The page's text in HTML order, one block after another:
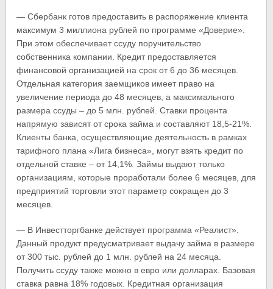
— Сбербанк готов предоставить в распоряжение клиента
максимум 3 миллиона рублей по программе «Доверие».
При этом обеспечивает ссуду поручительство
собственника компании. Кредит предоставляется
финансовой организацией на срок от 6 до 36 месяцев.
Отдельная категория заемщиков имеет право на
увеличение периода до 48 месяцев, а максимального
размера ссуды – до 5 млн. рублей. Ставки процента
напрямую зависят от срока займа и составляют 18,5-21%.
Клиенты банка, осуществляющие деятельность в рамках
тарифного плана «Лига бизнеса», могут взять кредит по
отдельной ставке – от 14,1%. Займы выдают только
организациям, которые проработали более 6 месяцев, для
предприятий торговли этот параметр сокращен до 3
месяцев.
— В Инвестторгбанке действует программа «Реалист».
Данный продукт предусматривает выдачу займа в размере
от 300 тыс. рублей до 1 млн. рублей на 24 месяца.
Получить ссуду также можно в евро или долларах. Базовая
ставка равна 18% годовых. Кредитная организация